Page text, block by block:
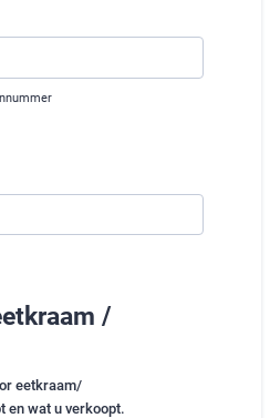
/
eetkraam/
en wat u verkoopt.